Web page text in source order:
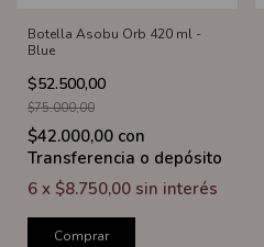
Botella Asobu Orb 420 ml -
Blue
$52.500,00
$75.000,00
$42.000,00 con
Transferencia o depósito
6 x $8.750,00 sin interés
Comprar